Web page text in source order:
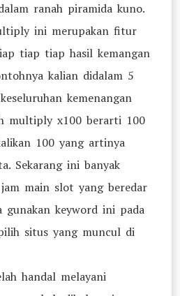
ranah piramida kuno.
ini merupakan fitur
tiap tiap hasil kemangan
kalian didalam 5
kemenangan
multiply x100 berarti 100
100 yang artinya
Sekarang ini banyak
main slot yang beredar
gunakan keyword ini pada
situs yang muncul di
handal melayani